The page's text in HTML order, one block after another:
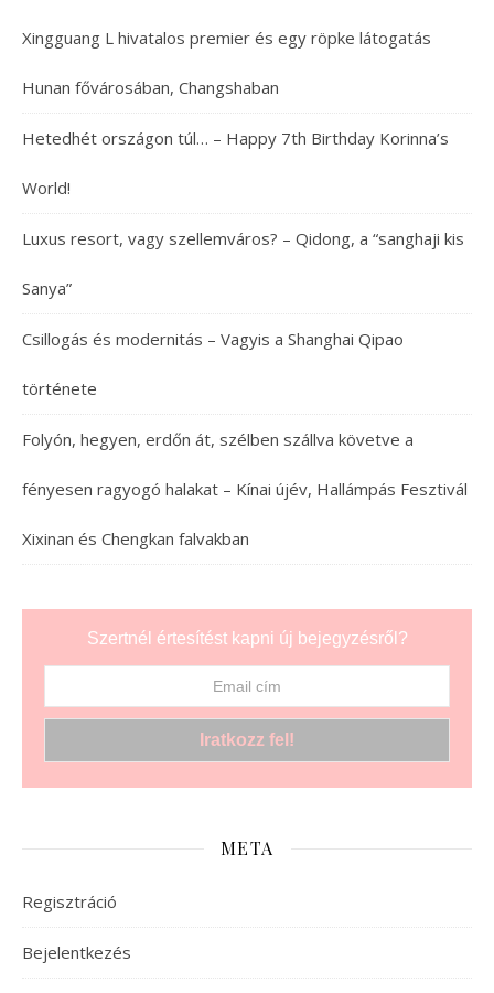
Xingguang L hivatalos premier és egy röpke látogatás
Hunan fővárosában, Changshaban
Hetedhét országon túl… – Happy 7th Birthday Korinna’s
World!
Luxus resort, vagy szellemváros? – Qidong, a “sanghaji kis
Sanya”
Csillogás és modernitás – Vagyis a Shanghai Qipao
története
Folyón, hegyen, erdőn át, szélben szállva követve a
fényesen ragyogó halakat – Kínai újév, Hallámpás Fesztivál
Xixinan és Chengkan falvakban
Szertnél értesítést kapni új bejegyzésről?
META
Regisztráció
Bejelentkezés